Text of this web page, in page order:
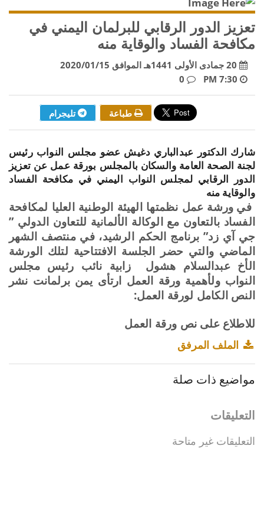
تعزيز الدور الرقابي للبرلمان اليمني في
مكافحة الفساد والوقاية منه
طباعة تليجرام
شارك الدكتور عبدالباري دغيش عضو مجلس النواب رئيس
لجنة الصحة العامة والسكان بالمجلس بورقة عمل عن تعزيز
الدور الرقابي لمجلس النواب اليمني في مكافحة الفساد
والوقاية منه
في ورشة عمل نظمتها الهيئة الوطنية العليا لمكافحة
الفساد بالتعاون مع الوكالة الألمانية للتعاون الدولي ”
جي آي زد” برنامج الحكم الرشيد، في منتصف الشهر
الماضي والتي حضر الجلسة الافتتاحية لتلك الورشة
الأخ عبدالسلام هشول
زابية نائب رئيس مجلس
النواب ولأهمية ورقة العمل ارتأى يمن برلمانت نشر
النص الكامل لورقة العمل:
للاطلاع على نص ورقة العمل
الملف المرفق
مواضيع ذات صلة
التعليقات
التعليقات غير متاحة